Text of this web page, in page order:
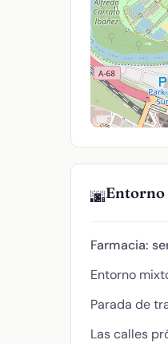
🌆Entorno
Farmacia:
Entorno
Parada de
Las calles